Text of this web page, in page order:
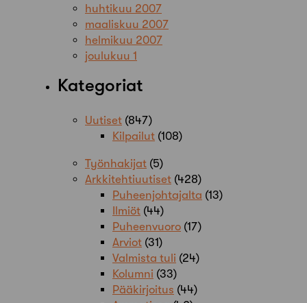
huhtikuu 2007
maaliskuu 2007
helmikuu 2007
joulukuu 1
Kategoriat
Uutiset (847)
Kilpailut (108)
Työnhakijat (5)
Arkkitehtiuutiset (428)
Puheenjohtajalta (13)
Ilmiöt (44)
Puheenvuoro (17)
Arviot (31)
Valmista tuli (24)
Kolumni (33)
Pääkirjoitus (44)